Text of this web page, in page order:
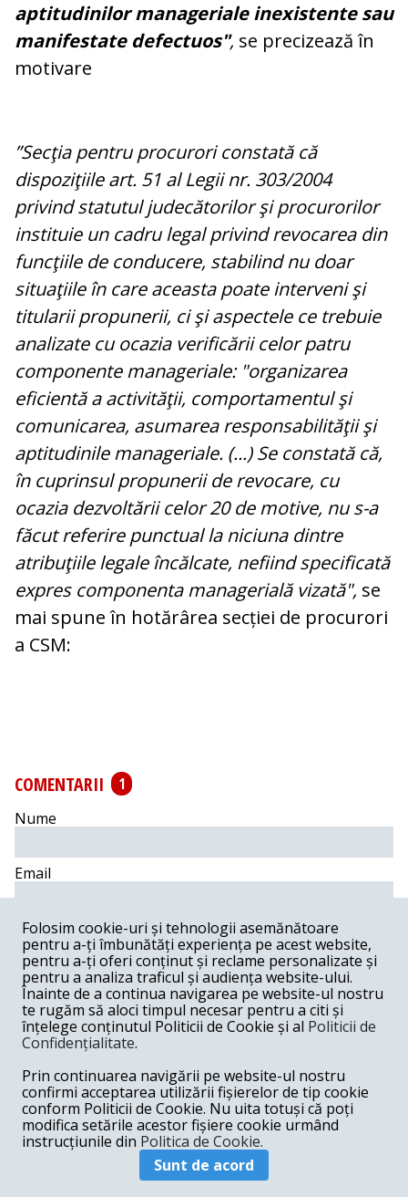
aptitudinilor manageriale inexistente sau
manifestate defectuos", se precizează în
motivare
”Secţia pentru procurori constată că
dispoziţiile art. 51 al Legii nr. 303/2004
privind statutul judecătorilor şi procurorilor
instituie un cadru legal privind revocarea din
funcţiile de conducere, stabilind nu doar
situaţiile în care aceasta poate interveni şi
titularii propunerii, ci şi aspectele ce trebuie
analizate cu ocazia verificării celor patru
componente manageriale: "organizarea
eficientă a activităţii, comportamentul şi
comunicarea, asumarea responsabilităţii şi
aptitudinile manageriale. (...) Se constată că,
în cuprinsul propunerii de revocare, cu
ocazia dezvoltării celor 20 de motive, nu s-a
făcut referire punctual la niciuna dintre
atribuţiile legale încălcate, nefiind specificată
expres componenta managerială vizată", se
mai spune în hotărârea secției de procurori
a CSM:
COMENTARII
1
Nume
Email
Comentariu
Postează comentariu
Avand in vedere falsurile si manipularile Antenei 3
dovedite de instante recomand o decizie dupa ce
stimabilul Tudorel Toader isi cere scuze publice alaturi
de Bianca, Gadea, Ciuvica si compania.
Folosim cookie-uri și tehnologii asemănătoare
pentru a-ți îmbunătăți experiența pe acest website,
pentru a-ți oferi conținut și reclame personalizate și
pentru a analiza traficul și audiența website-ului.
Înainte de a continua navigarea pe website-ul nostru
te rugăm să aloci timpul necesar pentru a citi și
înțelege conținutul Politicii de Cookie și al Politicii de
Confidențialitate.
Prin continuarea navigării pe website-ul nostru
confirmi acceptarea utilizării fișierelor de tip cookie
conform Politicii de Cookie. Nu uita totuși că poți
modifica setările acestor fișiere cookie urmând
instrucțiunile din Politica de Cookie.
Sunt de acord